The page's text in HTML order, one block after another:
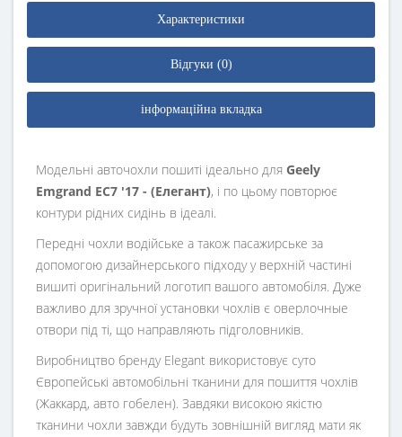
Характеристики
Відгуки (0)
інформаційна вкладка
Модельні авточохли пошиті ідеально для Geely
Emgrand EC7 '17 - (Елегант), і по цьому повторює
контури рідних сидінь в ідеалі.
Передні чохли водійське а також пасажирське за
допомогою дизайнерського підходу у верхній частині
вишиті оригінальний логотип вашого автомобіля. Дуже
важливо для зручної установки чохлів є оверлочные
отвори під ті, що направляють підголовників.
Виробництво бренду Elegant використовує суто
Європейські автомобільні тканини для пошиття чохлів
(Жаккард, авто гобелен). Завдяки високою якістю
тканини чохли завжди будуть зовнішній вигляд мати як